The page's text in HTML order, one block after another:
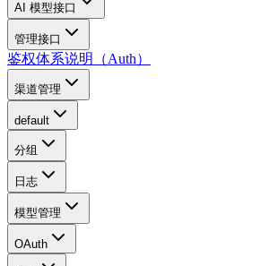
AI 模型接口
管理接口
鉴权体系说明（Auth）
渠道管理
default
分组
日志
模型管理
OAuth